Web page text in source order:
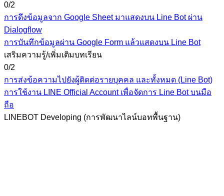
0/2
การดึงข้อมูลจาก Google Sheet มาแสดงบน Line Bot ผ่าน
Dialogflow
การบันทึกข้อมูลผ่าน Google Form แล้วแสดงบน Line Bot
เสริมความรู้/เพิ่มเติมบทเรียน
0/2
การส่งข้อความไปยังผู้ติดต่อรายบุคคล และทั้งหมด (Line Bot)
การใช้งาน LINE Official Account เพื่อจัดการ Line Bot บนมือ
ถือ
LINEBOT Developing (การพัฒนาไลน์บอทพื้นฐาน)